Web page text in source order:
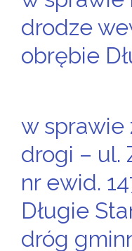
drodze
obrębie
w sprawie
drogi – ul.
nr ewid.
Długie
dróg